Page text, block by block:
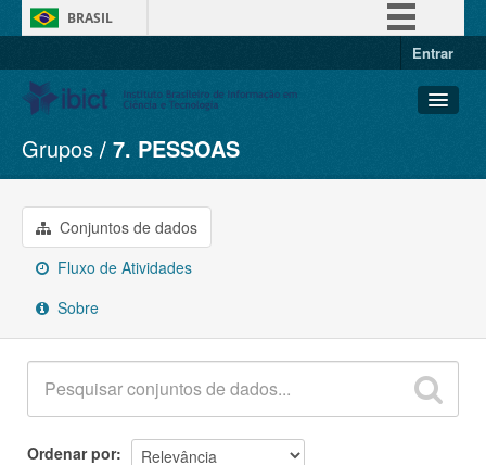
BRASIL
Entrar
Conjuntos de dados
Organizações
Grupos
Sobre
Grupos 7. PESSOAS
Conjuntos de dados
Fluxo de Atividades
Sobre
Ordenar por